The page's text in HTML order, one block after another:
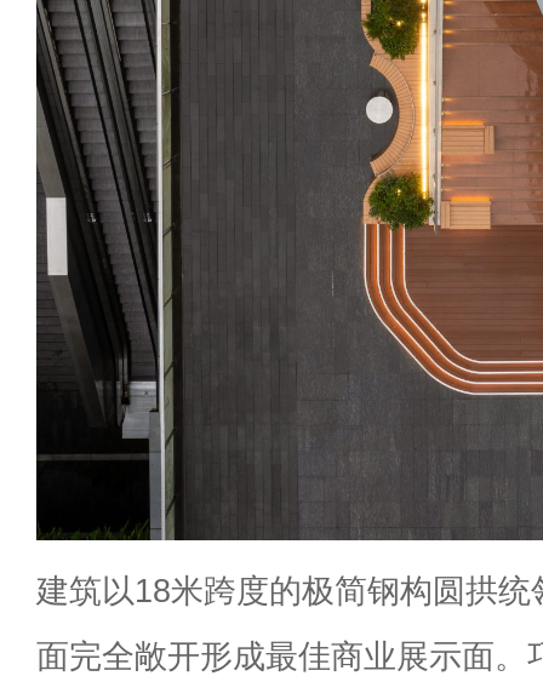
建筑以18米跨度的极简钢构圆拱
面完全敞开形成最佳商业展示面。